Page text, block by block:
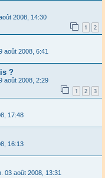
2008, 14:30
1 2
août 2008, 6:41
?
août 2008, 2:29
1 2 3
17:48
16:13
03 août 2008, 13:31